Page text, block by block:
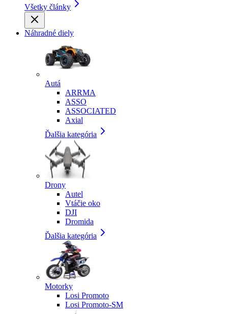
Všetky články
Náhradné diely
Autá
ARRMA
ASSO
ASSOCIATED
Axial
Ďalšia kategória
Drony
Autel
Vtáčie oko
DJI
Dromida
Ďalšia kategória
Motorky
Losi Promoto
Losi Promoto-SM